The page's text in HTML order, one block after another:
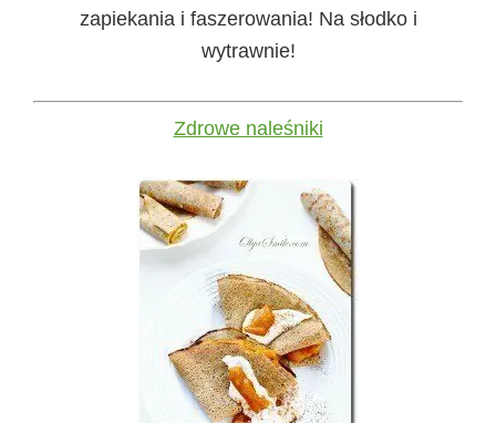
zapiekania i faszerowania! Na słodko i
wytrawnie!
Zdrowe naleśniki